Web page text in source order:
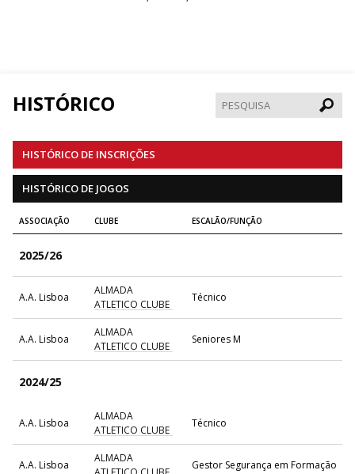
HISTÓRICO
HISTÓRICO DE INSCRIÇÕES
HISTÓRICO DE JOGOS
ASSOCIAÇÃO CLUBE ESCALÃO/FUNÇÃO
2025/26
A.A. Lisboa
ALMADA
ATLETICO CLUBE
Técnico
A.A. Lisboa
ALMADA
ATLETICO CLUBE
Seniores M
2024/25
A.A. Lisboa
ALMADA
ATLETICO CLUBE
Técnico
A.A. Lisboa
ALMADA
Gestor Segurança em Formação